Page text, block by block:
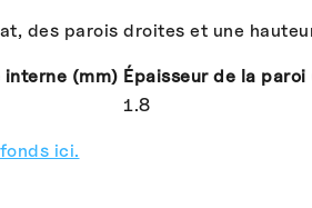
des parois droites et une
interne (mm) Épaisseur de la paroi
1.8
ici.